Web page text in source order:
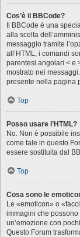
Cos’è il BBCode?
Il BBCode è una
alla scelta
messaggio tramite
all’HTML, i comandi
parentesi angolari < e
mostrato nei
presente nella pagina
Top
Posso usare l’HTML?
No. Non è possibile
come tale in questo
essere sostituita dal
Top
Cosa sono le
Le «emoticon» o
immagini che
un’emozione con
Questo Forum